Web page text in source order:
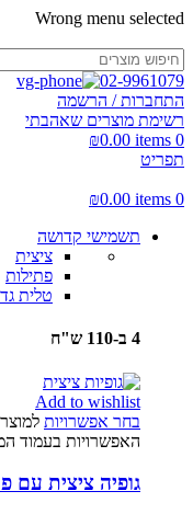
Wrong menu selected
02-9961079
התחברות / הרשמה
רשימת מוצרים שאהבתי
0
items
₪0.00
תפריט
0
items
₪0.00
תשמישי קדושה
ציצית
פתילות
טלית
4 ב-110 ש"ח
Add to wishlist
בחר אפשרויות
האפשרויות בעמוד
גופיה ציצית עם